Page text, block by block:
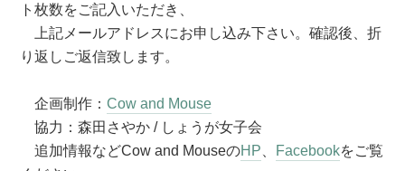
ト枚数をご記入いただき、
上記メールアドレスにお申し込み下さい。確認後、折
り返しご返信致します。
企画制作：Cow and Mouse
協力：森田さやか / しょうが女子会
追加情報などCow and MouseのHP Facebookをご覧